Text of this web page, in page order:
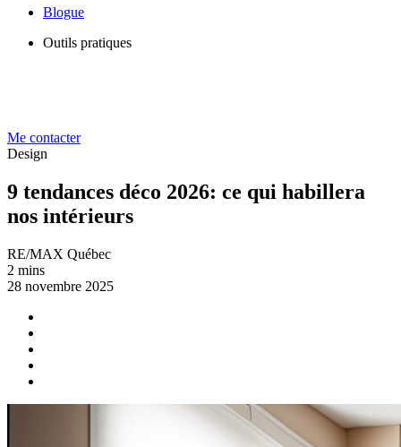
Blogue
Outils pratiques
Me contacter
Design
9 tendances déco 2026: ce qui habillera
nos intérieurs
RE/MAX Québec
2 mins
28 novembre 2025